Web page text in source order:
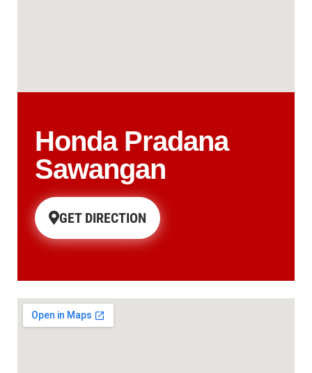
Honda Pradana
Sawangan
GET DIRECTION